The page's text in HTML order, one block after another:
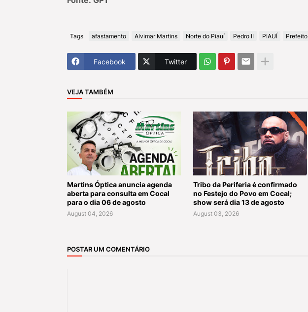
Tags afastamento Alvimar Martins Norte do Piauí Pedro II PIAUÍ Prefeito
Facebook Twitter
VEJA TAMBÉM
Martins Óptica anuncia agenda
aberta para consulta em Cocal
para o dia 06 de agosto
August 04, 2026
Tribo da Periferia é confirmado
no Festejo do Povo em Cocal;
show será dia 13 de agosto
August 03, 2026
POSTAR UM COMENTÁRIO